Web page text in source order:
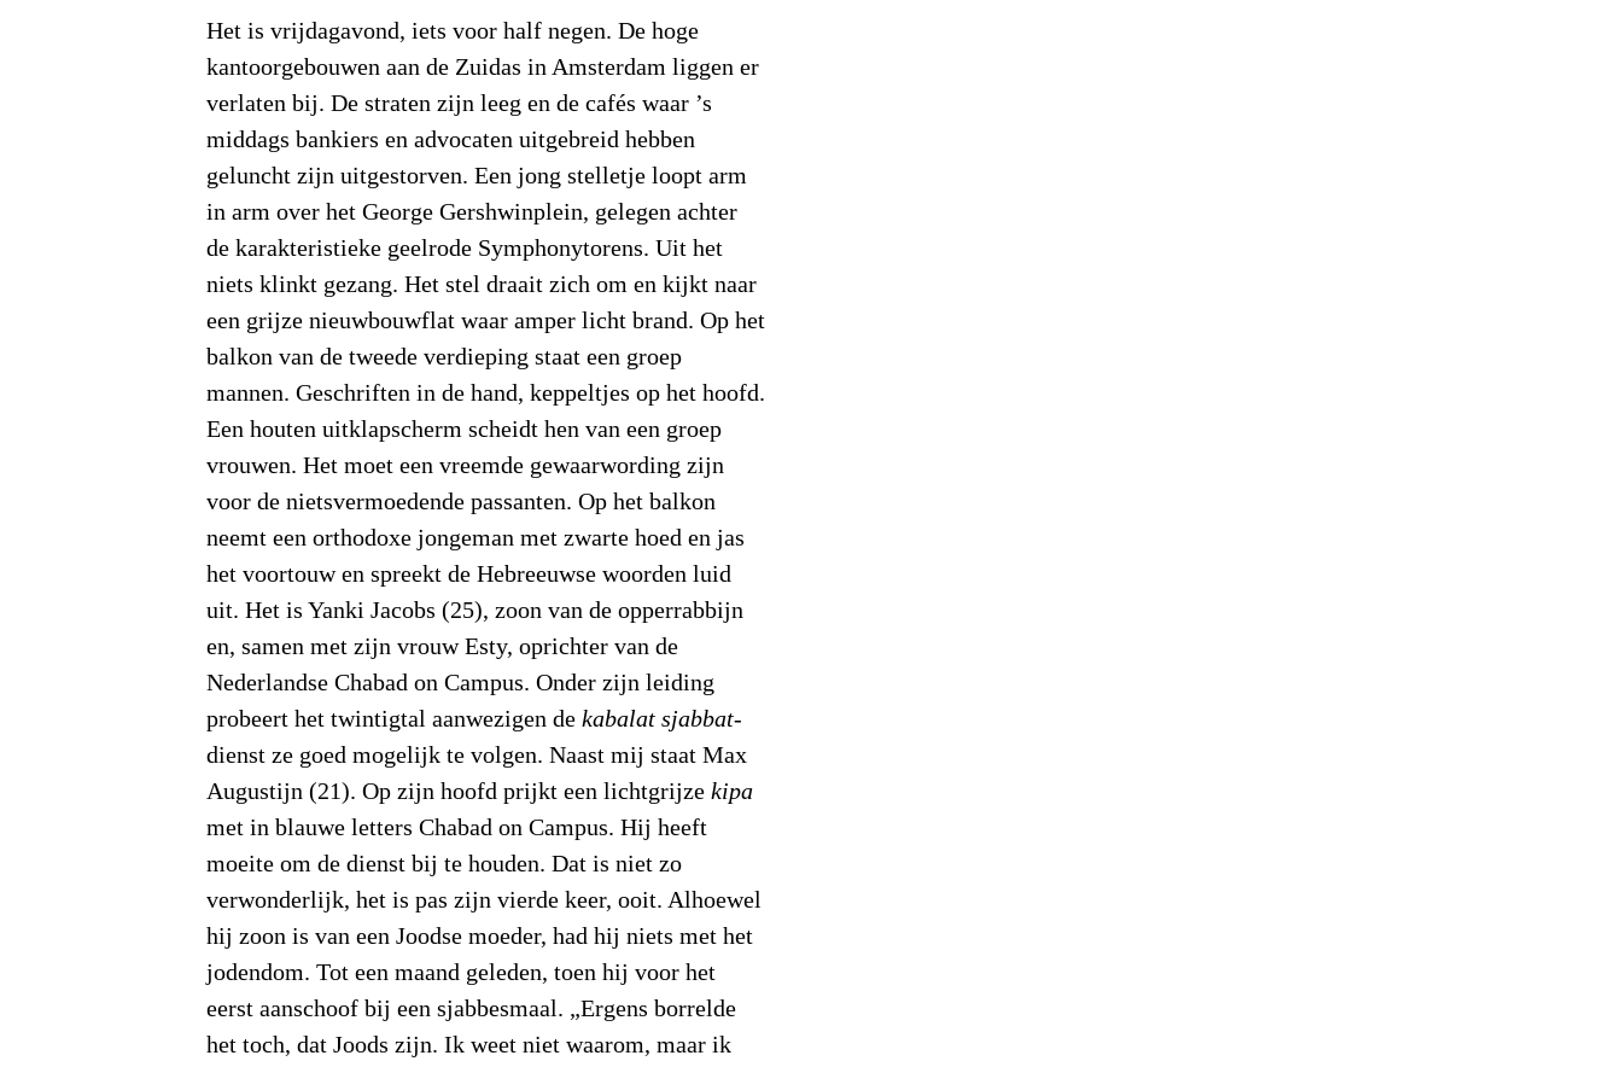
Het is vrijdagavond, iets voor half negen. De hoge
kantoorgebouwen aan de Zuidas in Amsterdam liggen er
verlaten bij. De straten zijn leeg en de cafés waar ’s
middags bankiers en advocaten uitgebreid hebben
geluncht zijn uitgestorven. Een jong stelletje loopt arm
in arm over het George Gershwinplein, gelegen achter
de karakteristieke geelrode Symphonytorens. Uit het
niets klinkt gezang. Het stel draait zich om en kijkt naar
een grijze nieuwbouwflat waar amper licht brand. Op het
balkon van de tweede verdieping staat een groep
mannen. Geschriften in de hand, keppeltjes op het hoofd.
Een houten uitklapscherm scheidt hen van een groep
vrouwen. Het moet een vreemde gewaarwording zijn
voor de nietsvermoedende passanten. Op het balkon
neemt een orthodoxe jongeman met zwarte hoed en jas
het voortouw en spreekt de Hebreeuwse woorden luid
uit. Het is Yanki Jacobs (25), zoon van de opperrabbijn
en, samen met zijn vrouw Esty, oprichter van de
Nederlandse Chabad on Campus. Onder zijn leiding
probeert het twintigtal aanwezigen de kabalat sjabbat-
dienst ze goed mogelijk te volgen. Naast mij staat Max
Augustijn (21). Op zijn hoofd prijkt een lichtgrijzekipa
met in blauwe letters Chabad on Campus. Hij heeft
moeite om de dienst bij te houden. Dat is niet zo
verwonderlijk, het is pas zijn vierde keer, ooit. Alhoewel
hij zoon is van een Joodse moeder, had hij niets met het
jodendom. Tot een maand geleden, toen hij voor het
eerst aanschoof bij een sjabbesmaal. „Ergens borrelde
het toch, dat Joods zijn. Ik weet niet waarom, maar ik